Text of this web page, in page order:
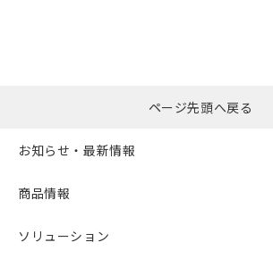
ページ先頭へ戻る
お知らせ・最新情報
商品情報
ソリューション